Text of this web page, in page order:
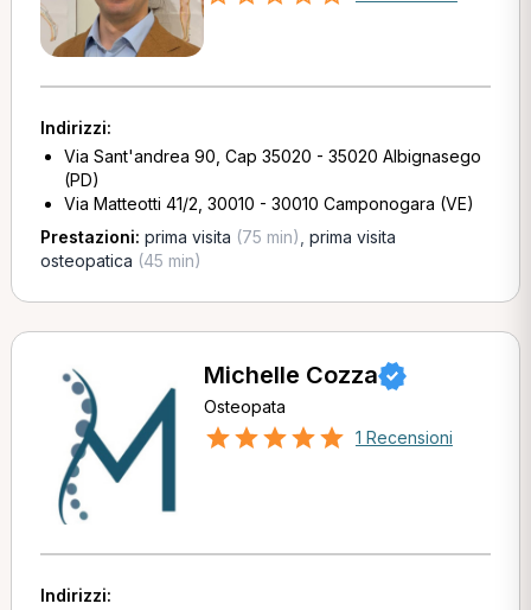
Indirizzi:
Via Sant'andrea 90, Cap 35020 - 35020 Albignasego
(PD)
Via Matteotti 41/2, 30010 - 30010 Camponogara (VE)
Prestazioni: prima visita (75 min) prima visita
osteopatica (45 min)
Michelle Cozza
Osteopata
1 Recensioni
Indirizzi: